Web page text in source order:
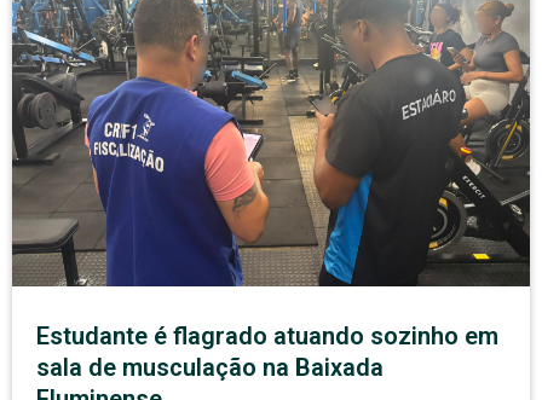
Estudante é flagrado atuando sozinho em
sala de musculação na Baixada